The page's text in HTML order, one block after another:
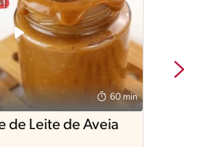
60 min
de Leite de Aveia